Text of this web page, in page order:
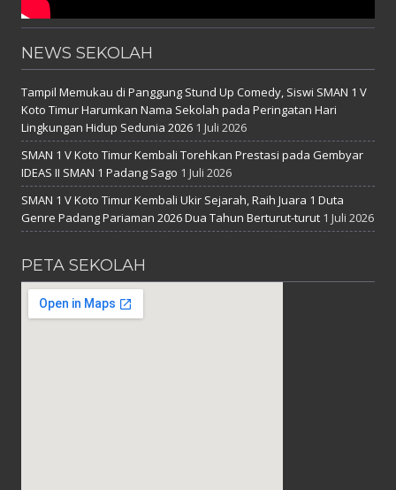
NEWS SEKOLAH
Tampil Memukau di Panggung Stund Up Comedy, Siswi SMAN 1 V
Koto Timur Harumkan Nama Sekolah pada Peringatan Hari
Lingkungan Hidup Sedunia 2026 1 Juli 2026
SMAN 1 V Koto Timur Kembali Torehkan Prestasi pada Gembyar
IDEAS II SMAN 1 Padang Sago 1 Juli 2026
SMAN 1 V Koto Timur Kembali Ukir Sejarah, Raih Juara 1 Duta
Genre Padang Pariaman 2026 Dua Tahun Berturut-turut 1 Juli 2026
PETA SEKOLAH